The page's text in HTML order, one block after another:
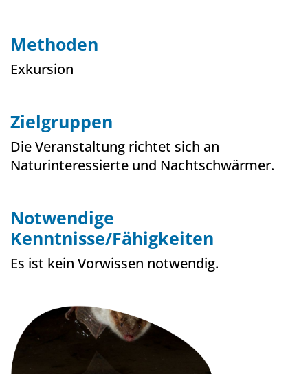
Methoden
Exkursion
Zielgruppen
Die Veranstaltung richtet sich an
Naturinteressierte und Nachtschwärmer.
Notwendige
Kenntnisse/Fähigkeiten
Es ist kein Vorwissen notwendig.